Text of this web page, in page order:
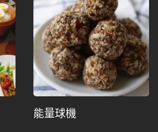
能量球機